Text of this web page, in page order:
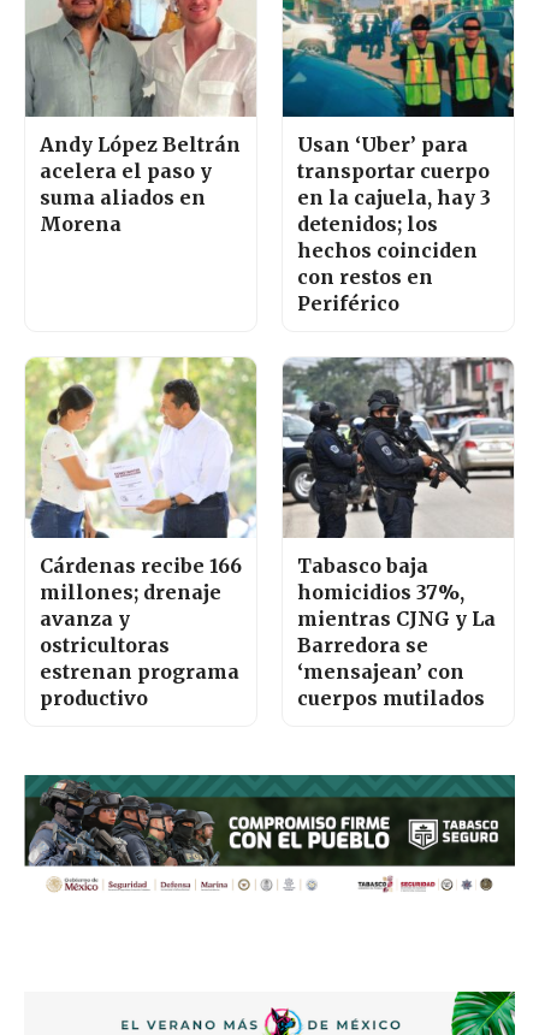
Andy López Beltrán
acelera el paso y
suma aliados en
Morena
Usan ‘Uber’ para
transportar cuerpo
en la cajuela, hay 3
detenidos; los
hechos coinciden
con restos en
Periférico
Cárdenas recibe 166
millones; drenaje
avanza y
ostricultoras
estrenan programa
productivo
Tabasco baja
homicidios 37%,
mientras CJNG y La
Barredora se
‘mensajean’ con
cuerpos mutilados